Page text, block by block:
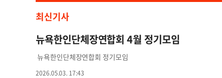
최신기사
뉴욕한인단체장연합회 4월 정기모임
뉴욕한인단체장연합회 정기모임
2026.05.03. 17:43